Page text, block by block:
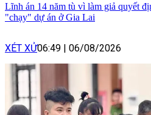
Lĩnh án 14 năm tù vì làm giả quyết
"chạy" dự án ở Gia Lai
XÉT XỬ06:49 | 06/08/2026